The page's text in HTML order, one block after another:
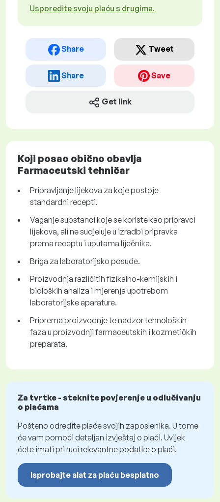
Usporedite svoju plaću s drugima.
Share Tweet
Share Save
Get link
Koji posao obično obavlja
Farmaceutski tehničar
Pripravljanje lijekova za koje postoje
standardni recepti.
Vaganje supstanci koje se koriste kao pripravci
lijekova, ali ne sudjeluje u izradbi pripravka
prema receptu i uputama liječnika.
Briga za laboratorijsko posuđe.
Proizvodnja različitih fizikalno-kemijskih i
bioloških analiza i mjerenja upotrebom
laboratorijske aparature.
Priprema proizvodnje te nadzor tehnoloških
faza u proizvodnji farmaceutskih i kozmetičkih
preparata.
Za tvrtke - steknite povjerenje u odlučivanju
o plaćama
Pošteno odredite plaće svojih zaposlenika. U tome
će vam pomoći detaljan izvještaj o plaći. Uvijek
ćete imati pri ruci relevantne podatke o plaći.
Isprobajte alat za plaću besplatno